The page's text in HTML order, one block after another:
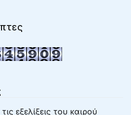
εξελίξεις του καιρού